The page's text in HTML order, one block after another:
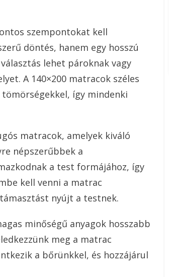
szempontokat kell
döntés, hanem egy hosszú
lehet pároknak vagy
A 140×200 matracok széles
így mindenki
matracok, amelyek kiváló
népszerűbbek a
a test formájához, így
kell venni a matrac
nyújt a testnek.
minőségű anyagok hosszabb
meg a matrac
a bőrünkkel, és hozzájárul